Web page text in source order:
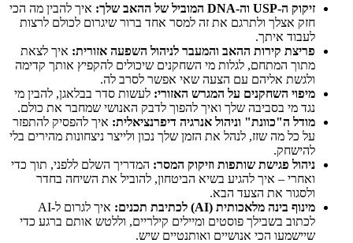
זיקוק ה-USP וה-DNA המוביל של ההאב שלך:
איך להבין מה הכי
חזק אצלך ולתרגם את זה למסר אחד ברור שיגרום לכולם לרצות
לעבוד איתך.
פריצת קירות ההאב והמעבר לניהול השפעה אזורית: איך לצאת
מתוך המתחם, לגלות מי השחקנים שיכולים להקפיץ אותך קדימה
ולגשת אליהם עם הצעה שאי אפשר לסרב לה.
מיפוי השחקנים על המגרש האזורי: לעשות סדר בבלאגן, להבין מי
נגד מי בסביבה שלך ואיך להפוך לדבק האנושי שמחבר את כולם.
מודל ה"כוונת" וניהול אנרגיה דיפרנציאלית: איך להפסיק להתפזר
על כל מה שזז, לנהל את הזמן שלך נכון ולייצר ניצחונות מהירים בלי
להישחק.
ניהול פגישת שותפות וזיקוק המסר: המדריך השלם ללפני, תוך כדי
ואחרי – איך להגיע בשיא הביטחון, להוביל את השיחה בחדר
ולסגור את הצעד הבא.
מינוף בינה מלאכותית (AI) לכתיבת תכנים:
איך לגרום ל-AI
לכתוב בשבילך פוסטים ומיילים קילריים, וללטש אותם ברגע כדי
שיישמעו הכי אנושיים ואותנטיים שיש.